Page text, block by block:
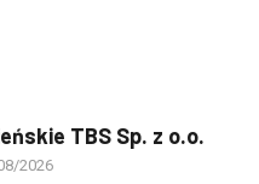
TBS Sp. z o.o.
2026